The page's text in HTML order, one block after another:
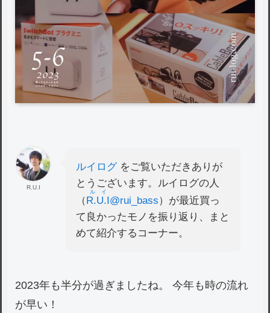
R.U.I
ルイログをご覧いただきありが
とうございます。ルイログの人
（ R.U.I
ルイ
@rui_bass）が最近買っ
て良かったモノを振り返り、まと
めて紹介するコーナー。
2023年も半分が過ぎましたね。 今年も時の流れ
が早い！